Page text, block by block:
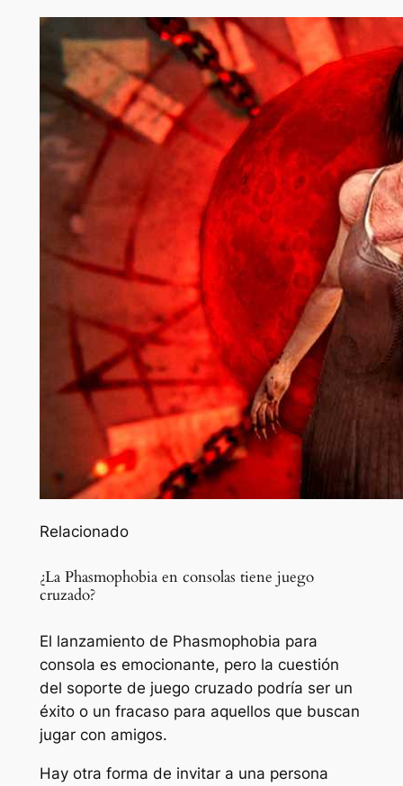
Relacionado
¿La Phasmophobia en consolas tiene juego
cruzado?
El lanzamiento de Phasmophobia para
consola es emocionante, pero la cuestión
del soporte de juego cruzado podría ser un
éxito o un fracaso para aquellos que buscan
jugar con amigos.
Hay otra forma de invitar a una persona